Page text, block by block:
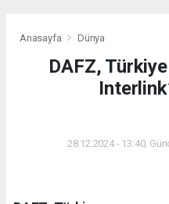
Anasayfa Dünya
DAFZ,
28.12.2024 - 13:40,